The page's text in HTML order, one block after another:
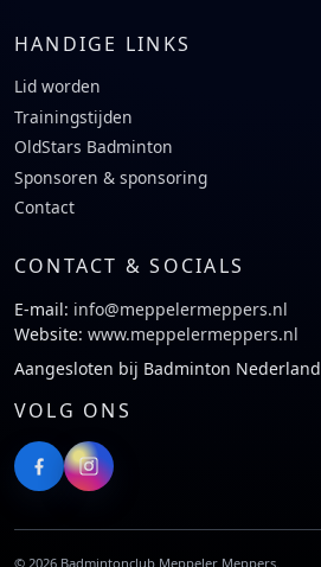
HANDIGE LINKS
Lid worden
Trainingstijden
OldStars Badminton
Sponsoren & sponsoring
Contact
CONTACT & SOCIALS
E-mail: info@meppelermeppers.nl
Website: www.meppelermeppers.nl
Aangesloten bij Badminton Nederland
VOLG ONS
© 2026 Badmintonclub Meppeler Meppers.